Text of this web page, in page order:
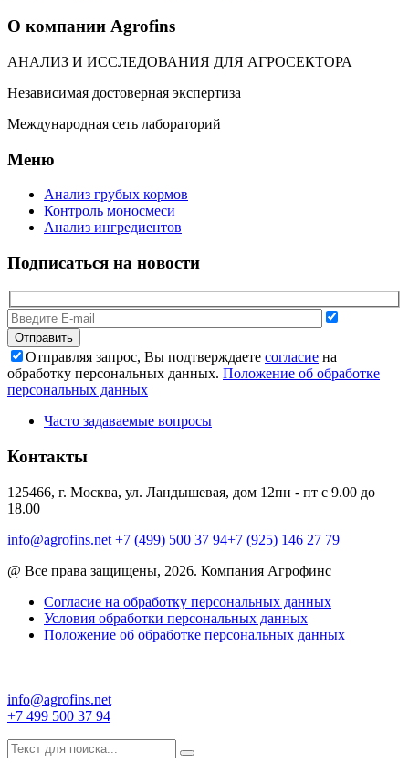
О компании Agrofins
АНАЛИЗ И ИССЛЕДОВАНИЯ ДЛЯ АГРОСЕКТОРА
Независимая достоверная экспертиза
Международная сеть лабораторий
Меню
Анализ грубых кормов
Контроль моносмеси
Анализ ингредиентов
Подписаться на новости
Отправляя запрос, Вы подтверждаете согласие на
обработку персональных данных. Положение об обработке
персональных данных
Часто задаваемые вопросы
Контакты
125466, г. Москва, ул. Ландышевая, дом 12пн - пт с 9.00 до
18.00
info@agrofins.net +7 (499) 500 37 94+7 (925) 146 27 79
@ Все права защищены, 2026. Компания Агрофинс
Согласие на обработку персональных данных
Условия обработки персональных данных
Положение об обработке персональных данных
info@agrofins.net
+7 499 500 37 94